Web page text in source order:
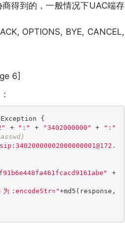
得到的，一般情况下UAC端存
OPTIONS, BYE, CANCEL,
6]
Exception {
+ ":" + "3402000000" +
":"
为:encodeStr="